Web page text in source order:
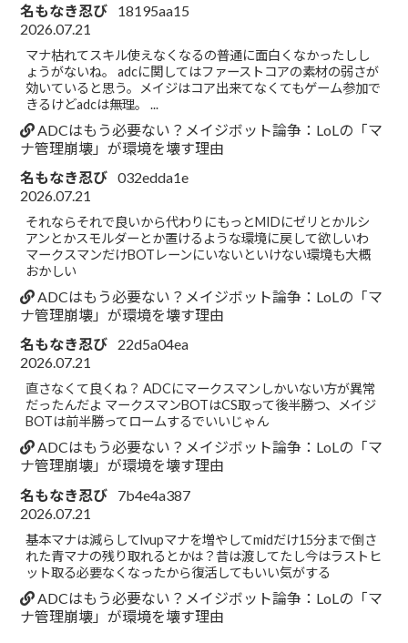
名もなき忍び
18195aa15
2026.07.21
マナ枯れてスキル使えなくなるの普通に面白くなかったしし
ょうがないね。 adcに関してはファーストコアの素材の弱さが
効いていると思う。メイジはコア出来てなくてもゲーム参加で
きるけどadcは無理。 ...
ADCはもう必要ない？メイジボット論争：LoLの「マ
ナ管理崩壊」が環境を壊す理由
名もなき忍び 032edda1e
2026.07.21
それならそれで良いから代わりにもっとMIDにゼリとかルシ
アンとかスモルダーとか置けるような環境に戻して欲しいわ
マークスマンだけBOTレーンにいないといけない環境も大概
おかしい
ADCはもう必要ない？メイジボット論争：LoLの「マ
ナ管理崩壊」が環境を壊す理由
名もなき忍び
22d5a04ea
2026.07.21
直さなくて良くね？ ADCにマークスマンしかいない方が異常
だったんだよ マークスマンBOTはCS取って後半勝つ、メイジ
BOTは前半勝ってロームするでいいじゃん
ADCはもう必要ない？メイジボット論争：LoLの「マ
ナ管理崩壊」が環境を壊す理由
名もなき忍び
7b4e4a387
2026.07.21
基本マナは減らしてlvupマナを増やしてmidだけ15分まで倒さ
れた青マナの残り取れるとかは？昔は渡してたし今はラストヒ
ット取る必要なくなったから復活してもいい気がする
ADCはもう必要ない？メイジボット論争：LoLの「マ
ナ管理崩壊」が環境を壊す理由